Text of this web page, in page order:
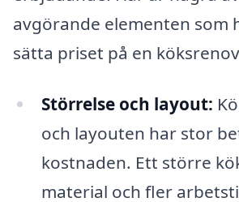
avgörande elementen som
sätta priset på en
Störrelse och layout:
och layouten har stor
kostnaden. Ett större
material och fler